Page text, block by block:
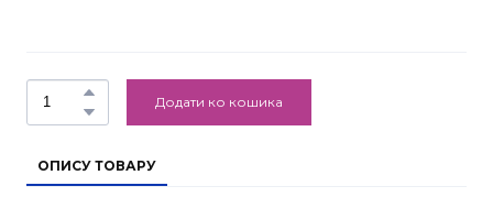
Додати ко кошика
ОПИСУ ТОВАРУ